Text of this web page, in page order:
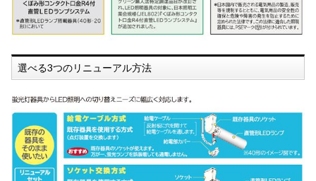
選べる3つのリニューアル方法